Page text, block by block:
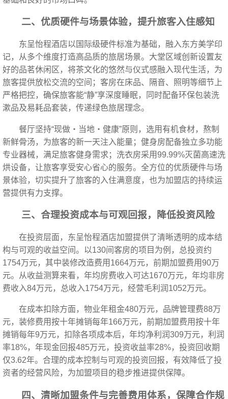
二、优质硬件与场景体验，提升旅客入住感知
东呈怡程酒店以国际级硬件标准为基础，融入东方美学印
记，从多个维度打造高品质的旅居场景。大堂区域创新设置友
好的品茗休闲区，将茶文化的悠然与仪式感融入现代生活，为
旅客提供放松交流的空间；客房在床品、隔音、照明等细节上
严格把控，确保旅客能“静”享深度睡眠，同时配备环保包装洗
漱品及易耗品套装，传递绿色旅居理念。
餐厅坚持“现做・当地・健康”原则，选用有机食材，熬制
新鲜骨汤，为旅客的新一天注入能量；健身房配备独立多功能
专业器械，满足旅客健身需求；洗衣房采用99.99%灭菌高速洗
烘设备，让旅客享受安心省心的服务。全方位的优质硬件与场
景体验，切实提升了旅客的入住满意度，也为加盟店的持续运
营提供有力支撑。
三、合理投资成本与可观回报，降低投资风险
在投资层面，东呈怡程酒店加盟提供了清晰透明的成本结
构与可观的收益空间。以130间客房的项目为例，总投资约
1754万元，其中装修改造费用1664万元，前期加盟费用90万
元。从收益测算来看，年均房费收入可达1670万元，年均非房
费收入84万元，总收入1754万元，经营毛利润1052万元。
在成本扣除方面，物业年租金480万元，品牌管理费88万
元，装修费用按十年摊销每年166万元，前期加盟费用按十年
摊销每年9万元，扣除各项成本后，年均净利润309万元，利润
率18%，年现金回报485万元，投资收益率28%，投资回收期
仅3.62年。合理的成本控制与可观的投资回报，有效降低了投
资者的经营风险，为加盟项目的稳步推进提供保障。
四、清晰加盟条件与完善费用体系，保障合作规